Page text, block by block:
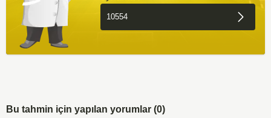
Bu tahmin için yapılan yorumlar (0)